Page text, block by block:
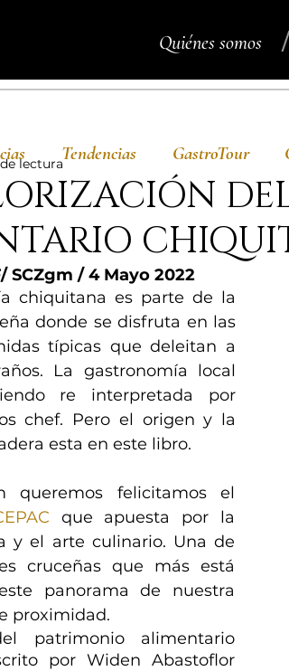
Quiénes somos
lectura
SCZgm / 4 Mayo 2022
chiquitana es parte de la
donde se disfruta en las
típicas que deleitan a
La gastronomía local
re interpretada por
chef. Pero el origen y la
esta en este libro.
queremos felicitamos el
que apuesta por la
y el arte culinario. Una de
cruceñas que más está
panorama de nuestra
proximidad.
patrimonio alimentario
por Widen Abastoflor
Tendencias GastroTour